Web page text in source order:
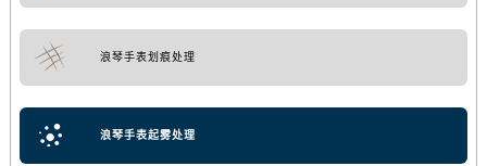
浪琴手表划痕处理
浪琴手表起雾处理